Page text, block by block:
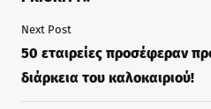
Next Post
50 εταιρείες προσέφεραν
διάρκεια του καλοκαιριού!